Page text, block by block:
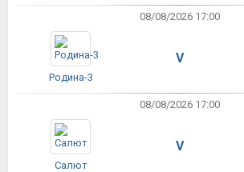
08/08/2026 17:00
Родина-3
V
08/08/2026 17:00
Салют
V